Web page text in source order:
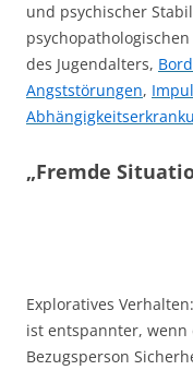
und psychischer
des Jugendalters,
Angststörungen,
„Fremde
Exploratives
ist entspannter, wenn
Bezugsperson